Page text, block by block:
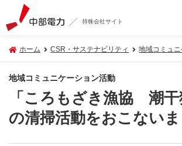
持株会社サイト
ホーム CSR・サステナビリティ 地域コミュ
地域コミュニケーション活動
「ころもざき漁協 潮干
の清掃活動をおこない